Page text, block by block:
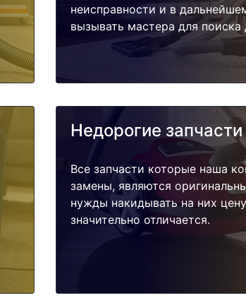
неисправности и в
вызывать мастера для
Недорогие запчасти
Все запчасти которые наша
замены, являются
нужды накидывать на них
значительно отличается.